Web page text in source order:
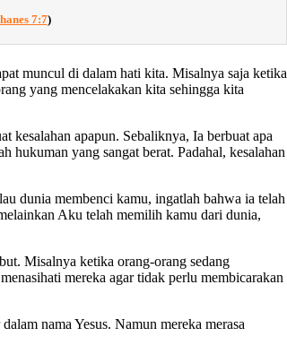
7:7)
muncul di dalam hati kita. Misalnya saja ketika
yang mencelakakan kita sehingga kita
kesalahan apapun. Sebaliknya, Ia berbuat apa
hukuman yang sangat berat. Padahal, kesalahan
dunia membenci kamu, ingatlah bahwa ia telah
Aku telah memilih kamu dari dunia,
Misalnya ketika orang-orang sedang
mereka agar tidak perlu membicarakan
nama Yesus. Namun mereka merasa